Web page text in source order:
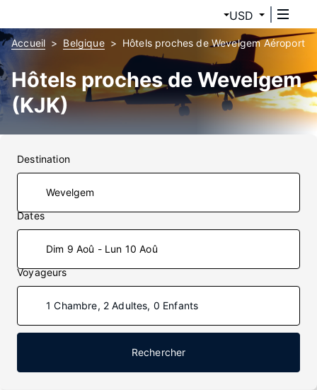
USD
Accueil Belgique Hôtels proches de Wevelgem Aéroport
Hôtels proches de Wevelgem
(KJK)
Destination
Dates
Dim 9 Aoû - Lun 10 Aoû
Voyageurs
1 Chambre, 2 Adultes, 0 Enfants
Rechercher